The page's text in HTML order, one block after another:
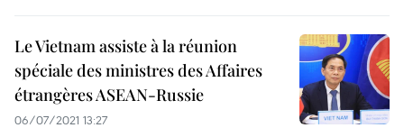
Le Vietnam assiste à la réunion
spéciale des ministres des Affaires
étrangères ASEAN-Russie
06/07/2021 13:27